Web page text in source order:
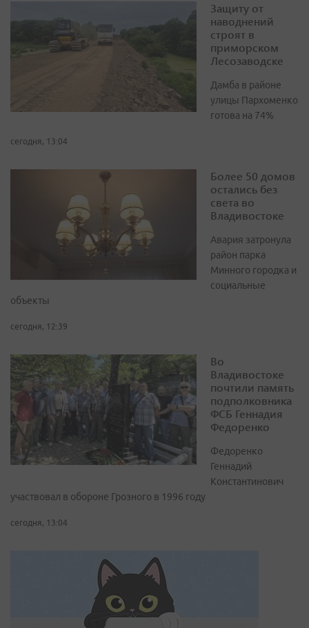
Защиту от
наводнений
строят в
приморском
Лесозаводске
Дамба в районе
улицы Пархоменко
готова на 74%
сегодня, 13:04
Более 50 домов
остались без
света во
Владивостоке
Авария затронула
район парка
Минного городка и
социальные
объекты
сегодня, 12:39
Во
Владивостоке
почтили память
подполковника
ФСБ Геннадия
Федоренко
Федоренко
Геннадий
Константинович
участвовал в обороне Грозного в 1996 году
сегодня, 13:04